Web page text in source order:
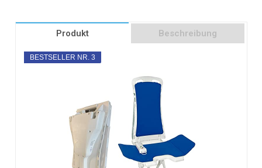
Produkt Beschreibung
BESTSELLER NR. 3